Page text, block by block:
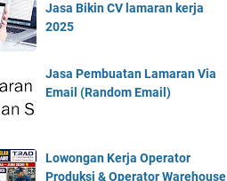
Jasa Bikin CV lamaran kerja
2025
Jasa Pembuatan Lamaran Via
Email (Random Email)
Lowongan Kerja Operator
Produksi & Operator Warehouse